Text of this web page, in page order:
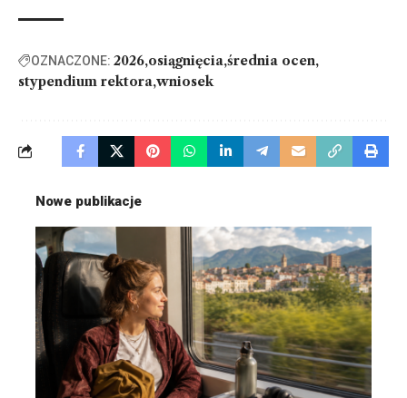
OZNACZONE: 2026 osiągnięcia średnia ocen
stypendium rektora wniosek
Nowe publikacje